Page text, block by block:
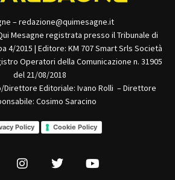
– redazione@quimesagne.it
Mesagne registrata presso il Tribunale di
4/2015 | Editore: KM 707 Smart Srls Società
Operatori della Comunicazione n. 31905
del 21/08/2018
Direttore Editoriale: Ivano Rolli – Direttore
Cosimo Saracino
Policy Cookie Policy